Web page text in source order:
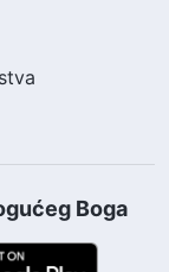
Boga